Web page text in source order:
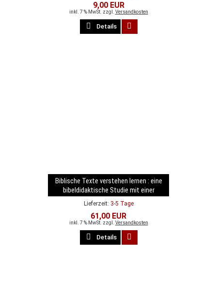
9,00 EUR
inkl. 7 % MwSt. zzgl. Versandkosten
Details
Biblische Texte verstehen lernen : eine
bibeldidaktische Studie mit einer
empirischen Untersuchung zum Gleichnis
vom barmherzigen Samariter
Lieferzeit: 3-5 Tage
61,00 EUR
inkl. 7 % MwSt. zzgl. Versandkosten
Details